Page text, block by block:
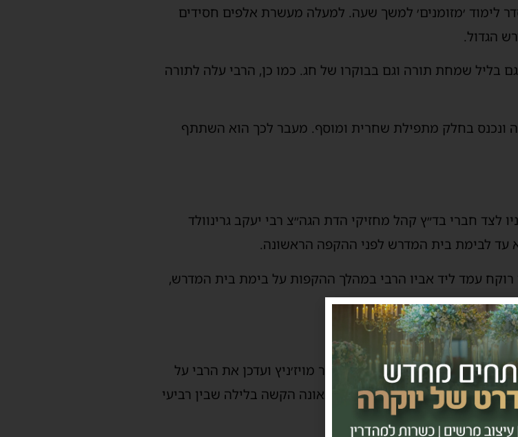
לימוד ׳מזומנים׳ למשך שעה. למעלה מעשרת אלפים חסידים
הגדול.
בליל שמחת תורה וגם בבוקרו של חג. כמו כן, הרבי עלה לתורה
ונכנס בחלק מתפילת שחרית ומוסף. מעבר לכך הוא השתתף
לצד חברי בד״ץ קהל מחזיקי הדת הגה״צ רבי יעקב גרינוולד
עד לבימת בית המדרש לפני ההקפה הראשונה.
רוקח עמד ליד אביו הרבי במהלך ההקפות על בימת בית המדרש,
הר"ר יוסף שרף אל האדמו״ר מויז׳ניץ ועדכן את הרבי על
בבית החולים 'הדסה', לאחר התאונה הקשה בלילה שבין רביעי
ורפואה קרובה לבוא״.